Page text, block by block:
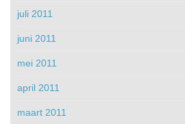
juli 2011
juni 2011
mei 2011
april 2011
maart 2011